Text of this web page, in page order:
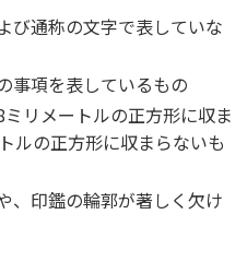
び通称の文字で表していな
事項を表しているもの
リメートルの正方形に収ま
ルの正方形に収まらないも
、印鑑の輪郭が著しく欠け